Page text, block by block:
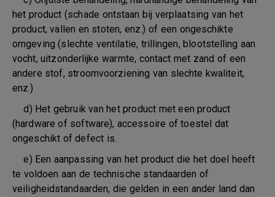
het product (schade ontstaan bij verplaatsing van het
product, vallen en stoten, enz.) of een ongeschikte
omgeving (slechte ventilatie, trillingen, blootstelling aan
vocht, uitzonderlijke warmte, contact met zand of een
andere stof, stroomvoorziening van slechte kwaliteit,
enz.)
d) Het gebruik van het product met een product
(hardware of software), accessoire of toestel dat
ongeschikt of defect is.
e) Een aanpassing van het product die het doel heeft
te voldoen aan de technische standaarden of
veiligheidstandaarden, die gelden in een ander land dan